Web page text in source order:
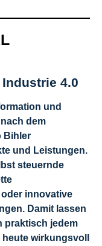
4.0
und
dem
Bihler
und Leistungen.
steuernde
innovative
Damit lassen
praktisch jedem
wirkungsvoll